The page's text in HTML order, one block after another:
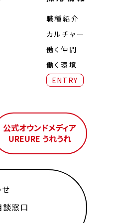
職種紹介
カルチャー
働く仲間
働く環境
ENTRY
公式オウンドメディア
UREURE うれうれ
窓口